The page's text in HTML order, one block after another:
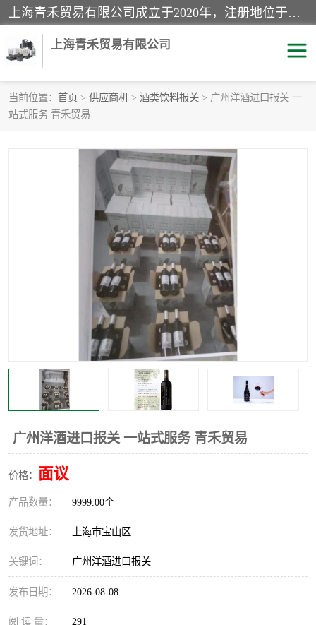
上海青禾贸易有限公司成立于2020年，注册地位于上海市宝山区。经营范围包括：机械设备、五金制品、劳防用品、电子产品、塑胶制品、家具、模具、纺织品、仪器仪表、建筑材料、装饰材料、化工产品、金属制品、机车配件等货物进出口报关、清关服务。
上海青禾贸易有限公司
当前位置： 首页 > 供应商机 > 酒类饮料报关 > 广州洋酒进口报关 一
站式服务 青禾贸易
广州洋酒进口报关 一站式服务 青禾贸易
价格： 面议
产品数量： 9999.00个
发货地址： 上海市宝山区
关键词： 广州洋酒进口报关
发布日期： 2026-08-08
阅 读 量： 291
酒类饮料报关
服装进口清关
进口杂货清关
机床进口清关